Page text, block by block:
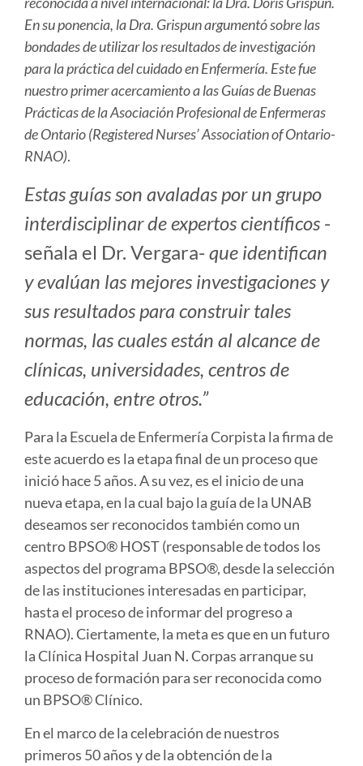
En su ponencia, la Dra. Grispun argumentó sobre las
bondades de utilizar los resultados de investigación
para la práctica del cuidado en Enfermería. Este fue
nuestro primer acercamiento a las Guías de Buenas
Prácticas de la Asociación Profesional de Enfermeras
de Ontario (Registered Nurses’ Association of Ontario-
RNAO).
Estas guías son avaladas por un grupo
interdisciplinar de expertos científicos -
señala el Dr. Vergara- que identifican
y evalúan las mejores investigaciones y
sus resultados para construir tales
normas, las cuales están al alcance de
clínicas, universidades, centros de
educación, entre otros.”
Para la Escuela de Enfermería Corpista la firma de
este acuerdo es la etapa final de un proceso que
inició hace 5 años. A su vez, es el inicio de una
nueva etapa, en la cual bajo la guía de la UNAB
deseamos ser reconocidos también como un
centro BPSO® HOST (responsable de todos los
aspectos del programa BPSO®, desde la selección
de las instituciones interesadas en participar,
hasta el proceso de informar del progreso a
RNAO). Ciertamente, la meta es que en un futuro
la Clínica Hospital Juan N. Corpas arranque su
proceso de formación para ser reconocida como
un BPSO® Clínico.
En el marco de la celebración de nuestros
primeros 50 años y de la obtención de la